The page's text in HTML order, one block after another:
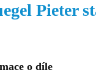
Pieter
o díle